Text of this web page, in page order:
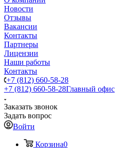
Новости
Отзывы
Вакансии
Контакты
Партнеры
Лицензии
Наши работы
Контакты
+7 (812) 660-58-28
+7 (812) 660-58-28Главный офис
Заказать звонок
Задать вопрос
Войти
Корзина0